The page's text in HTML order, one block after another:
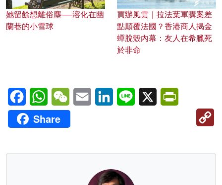
她留餘想離俗塵──溶化在幽
蘭巷的小雪球
買辦風雲｜拉法葉軍購案差
點顛覆法國？香港商人揭金
蟬脫殼內幕：友人在希臘死
於非命
FacebookWhatsAppWeChatEmail LinkedInLine X
Share